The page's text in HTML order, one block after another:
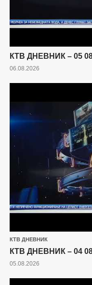
КТВ ДНЕВНИК – 05
06.08.2026
КТВ ДНЕВНИК
КТВ ДНЕВНИК – 04
05.08.2026